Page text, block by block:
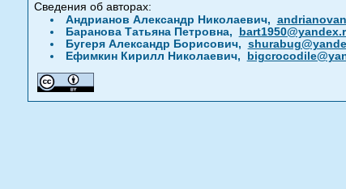
Сведения об авторах:
Андрианов Александр Николаевич,
Баранова Татьяна Петровна,
Бугеря Александр Борисович,
Ефимкин Кирилл Николаевич,